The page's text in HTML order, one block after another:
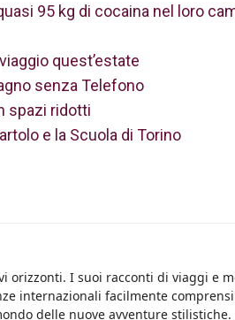
95 kg di cocaina nel loro
quest’estate
senza Telefono
spazi ridotti
e la Scuola di Torino
orizzonti. I suoi racconti di viaggi e
internazionali facilmente
delle nuove avventure stilistiche.